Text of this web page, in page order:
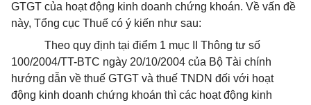
GTGT của hoạt động kinh doanh chứng khoán. Về vấn đề
này, Tổng cục Thuế có ý kiến như sau:
Theo quy định tại điểm 1 mục II Thông tư số
100/2004/TT-BTC ngày 20/10/2004 của Bộ Tài chính
hướng dẫn về thuế GTGT và thuế TNDN đối với hoạt
động kinh doanh chứng khoán thì các hoạt động kinh